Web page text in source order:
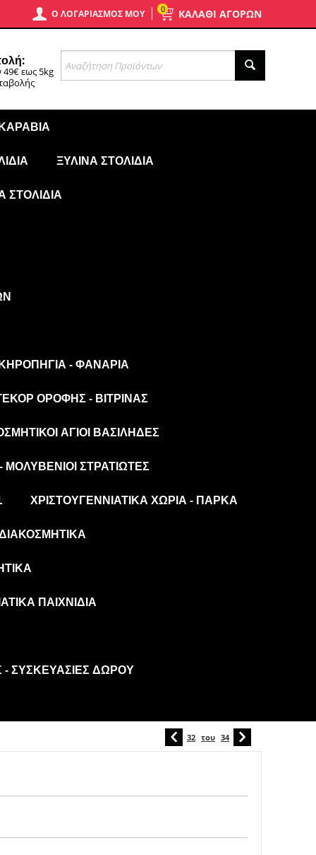
ΚΑΛΑΘΙ ΑΓΟΡΩΝ
0
Ο ΛΟΓΑΡΙΑΣΜΌΣ ΜΟΥ
49€ εως 5kg
ΞΎΛΙΝΑ ΣΤΟΛΊΔΙΑ
ΣΤΟΛΊΔΙΑ
- ΦΑΝΆΡΙΑ
ΟΡΟΦΉΣ - ΒΙΤΡΊΝΑΣ
ΆΓΙΟΙ ΒΑΣΊΛΗΔΕΣ
ΣΤΡΑΤΙΏΤΕΣ
ΧΡΙΣΤΟΥΓΕΝΝΙΆΤΙΚΑ ΧΩΡΙΆ - ΠΆΡΚΑ
ΠΑΙΧΝΊΔΙΑ
- ΣΥΣΚΕΥΑΣΊΕΣ ΔΏΡΟΥ
32 του 34